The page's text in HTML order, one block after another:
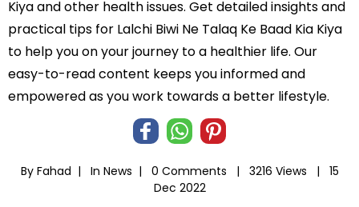
Kiya and other health issues. Get detailed insights and
practical tips for Lalchi Biwi Ne Talaq Ke Baad Kia Kiya
to help you on your journey to a healthier life. Our
easy-to-read content keeps you informed and
empowered as you work towards a better lifestyle.
By Fahad | In News | 0 Comments | 3216 Views |
15
Dec 2022